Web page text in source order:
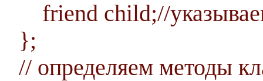
friend child;//
};
// определяем методы